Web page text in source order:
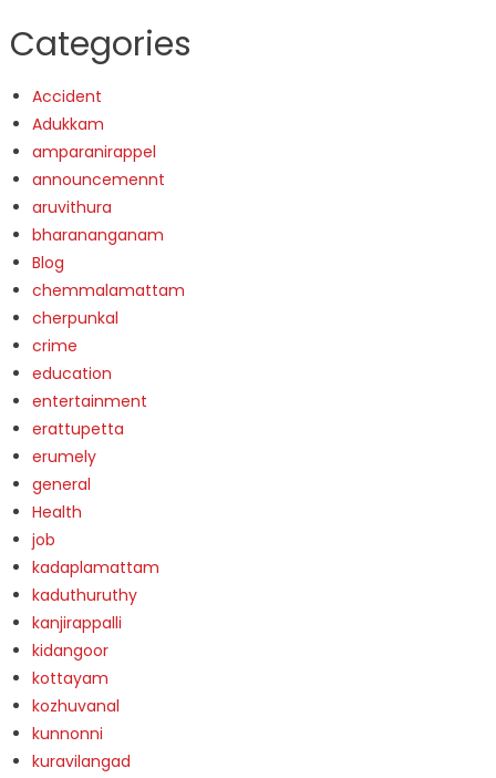
Categories
Accident
Adukkam
amparanirappel
announcemennt
aruvithura
bharananganam
Blog
chemmalamattam
cherpunkal
crime
education
entertainment
erattupetta
erumely
general
Health
job
kadaplamattam
kaduthuruthy
kanjirappalli
kidangoor
kottayam
kozhuvanal
kunnonni
kuravilangad